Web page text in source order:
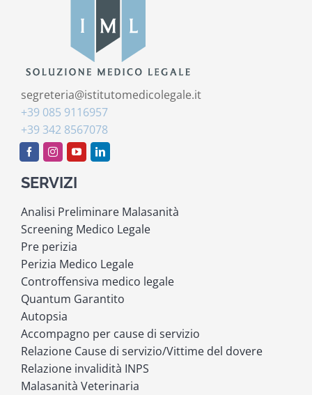
segreteria@istitutomedicolegale.it
+39 085 9116957
+39 342 8567078
SERVIZI
Analisi Preliminare Malasanità
Screening Medico Legale
Pre perizia
Perizia Medico Legale
Controffensiva medico legale
Quantum Garantito
Autopsia
Accompagno per cause di servizio
Relazione Cause di servizio/Vittime del dovere
Relazione invalidità INPS
Malasanità Veterinaria